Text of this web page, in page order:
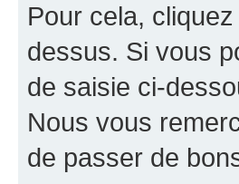
Pour cela,
dessus. Si vous
de saisie ci-
Nous vous
de passer de